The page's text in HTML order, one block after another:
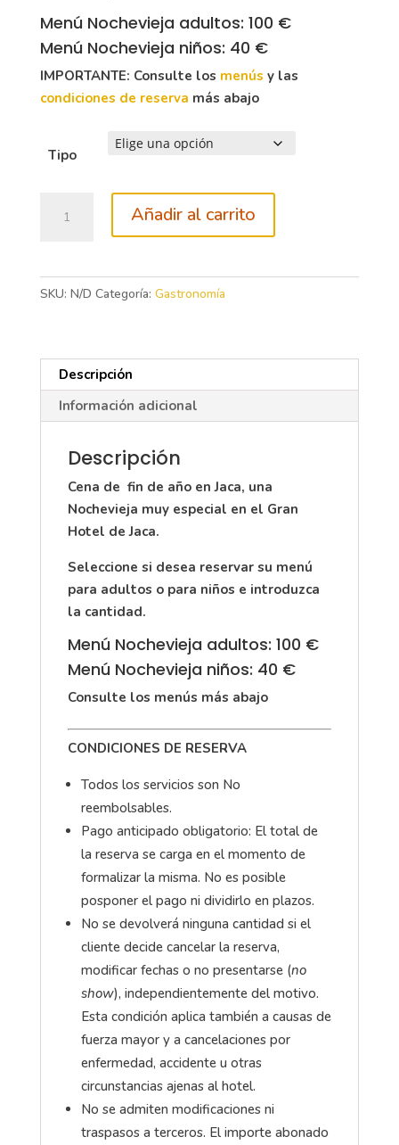
Menú Nochevieja adultos: 100 €
Menú Nochevieja niños: 40 €
IMPORTANTE: Consulte los menús y las
condiciones de reserva más abajo
Tipo
en
de
Jaca
cantidad
Añadir al carrito
SKU: N/D Categoría: Gastronomía
Descripción
Información adicional
Descripción
Cena de fin de año en Jaca, una
Nochevieja muy especial en el Gran
Hotel de Jaca.
Seleccione si desea reservar su menú
para adultos o para niños e introduzca
la cantidad.
Menú Nochevieja adultos: 100 €
Menú Nochevieja niños: 40 €
Consulte los menús más abajo
CONDICIONES DE RESERVA
Todos los servicios son No
reembolsables.
Pago anticipado obligatorio: El total de
la reserva se carga en el momento de
formalizar la misma. No es posible
posponer el pago ni dividirlo en plazos.​
No se devolverá ninguna cantidad si el
cliente decide cancelar la reserva,
modificar fechas o no presentarse (no
show), independientemente del motivo.
Esta condición aplica también a causas de
fuerza mayor y a cancelaciones por
enfermedad, accidente u otras
circunstancias ajenas al hotel.​
No se admiten modificaciones ni
traspasos a terceros. El importe abonado